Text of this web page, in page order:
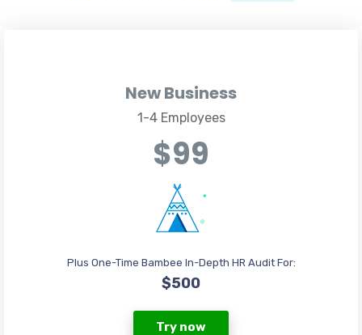
New Business
1-4 Employees
$99
Plus One-Time Bambee In-Depth HR Audit For:
$500
Try now